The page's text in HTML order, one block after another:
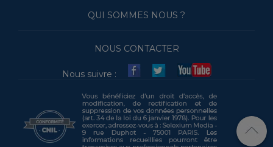
QUI SOMMES NOUS ?
NOUS CONTACTER
Nous suivre :